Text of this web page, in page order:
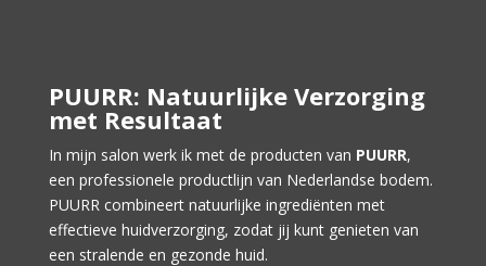
PUURR: Natuurlijke Verzorging
met Resultaat
In mijn salon werk ik met de producten van PUURR,
een professionele productlijn van Nederlandse bodem.
PUURR combineert natuurlijke ingrediënten met
effectieve huidverzorging, zodat jij kunt genieten van
een stralende en gezonde huid.